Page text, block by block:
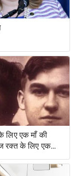
लिए एक माँ की
रक्त के लिए एक
एक बचत किसान
की